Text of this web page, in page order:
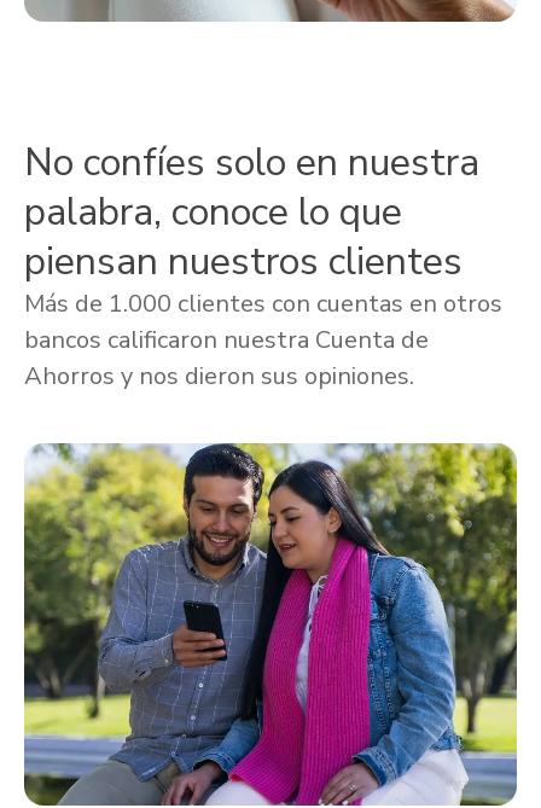
No confíes solo en nuestra
palabra, conoce lo que
piensan nuestros clientes
Más de 1.000 clientes con cuentas en otros
bancos calificaron nuestra Cuenta de
Ahorros y nos dieron sus opiniones.